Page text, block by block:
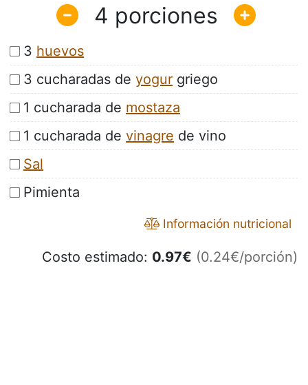
4
3 huevos
3 cucharadas de yogur griego
1 cucharada de mostaza
1 cucharada de vinagre de vino
Sal
Pimienta
Información nutricional
Costo estimado: 0.97€ (0.24€/porción)